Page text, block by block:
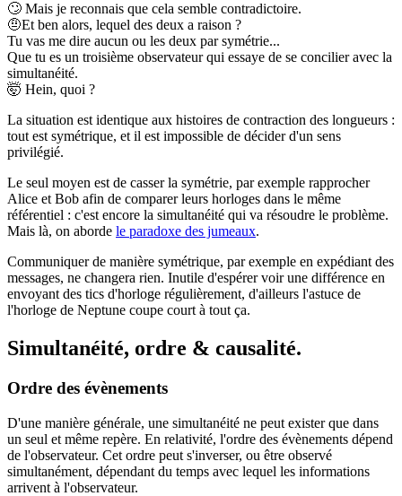
🙄 Mais je reconnais que cela semble contradictoire.
🤨Et ben alors, lequel des deux a raison ?
Tu vas me dire aucun ou les deux par symétrie...
Que tu es un troisième observateur qui essaye de se concilier avec la
simultanéité.
🤯 Hein, quoi ?
La situation est identique aux histoires de contraction des longueurs :
tout est symétrique, et il est impossible de décider d'un sens
privilégié.
Le seul moyen est de casser la symétrie, par exemple rapprocher
Alice et Bob afin de comparer leurs horloges dans le même
référentiel : c'est encore la simultanéité qui va résoudre le problème.
Mais là, on aborde le paradoxe des jumeaux.
Communiquer de manière symétrique, par exemple en expédiant des
messages, ne changera rien. Inutile d'espérer voir une différence en
envoyant des tics d'horloge régulièrement, d'ailleurs l'astuce de
l'horloge de Neptune coupe court à tout ça.
Simultanéité, ordre & causalité.
Ordre des évènements
D'une manière générale, une simultanéité ne peut exister que dans
un seul et même repère. En relativité, l'ordre des évènements dépend
de l'observateur. Cet ordre peut s'inverser, ou être observé
simultanément, dépendant du temps avec lequel les informations
arrivent à l'observateur.